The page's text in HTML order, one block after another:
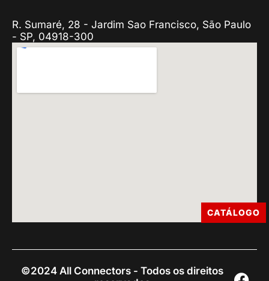
R. Sumaré, 28 - Jardim Sao Francisco, São Paulo
- SP, 04918-300
©2024 All Connectors - Todos os direitos
CATÁLOGO